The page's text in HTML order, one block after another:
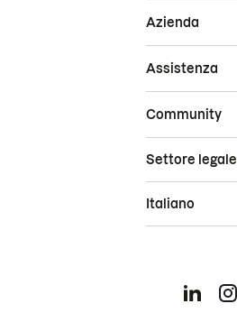
Azienda
Assistenza
Community
Settore legale
Italiano